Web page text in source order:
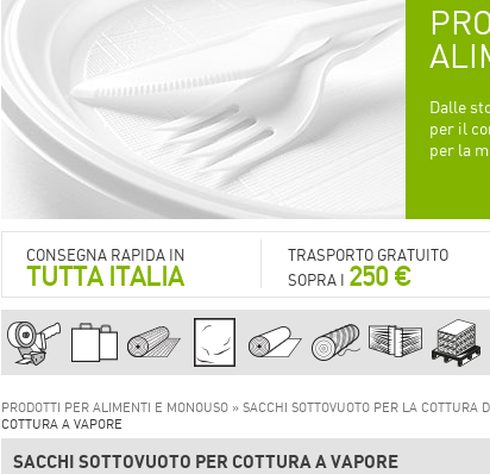
Dalle
per il
per la
CONSEGNA RAPIDA IN
TUTTA ITALIA
TRASPORTO GRATUITO
SOPRA I 250 €
PRODOTTI PER ALIMENTI E MONOUSO » SACCHI SOTTOVUOTO PER LA COTTURA
COTTURA A VAPORE
SACCHI SOTTOVUOTO PER COTTURA A VAPORE